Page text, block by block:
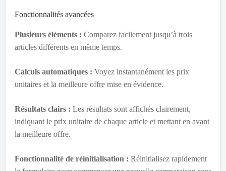
Fonctionnalités avancées
Plusieurs éléments : Comparez facilement jusqu’à trois
articles différents en même temps.
Calculs automatiques : Voyez instantanément les prix
unitaires et la meilleure offre mise en évidence.
Résultats clairs : Les résultats sont affichés clairement,
indiquant le prix unitaire de chaque article et mettant en avant
la meilleure offre.
Fonctionnalité de réinitialisation : Réinitialisez rapidement